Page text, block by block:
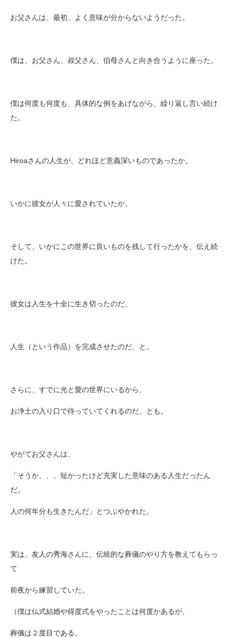
お父さんは、最初、よく意味が分からないようだった。
僕は、お父さん、叔父さん、伯母さんと向き合うように座った。
僕は何度も何度も、具体的な例をあげながら、繰り返し言い続け
た。
Hiroaさんの人生が、どれほど意義深いものであったか。
いかに彼女が人々に愛されていたか。
そして、いかにこの世界に良いものを残して行ったかを、伝え続
けた。
彼女は人生を十全に生き切ったのだ。
人生（という作品）を完成させたのだ、と。
さらに、すでに光と愛の世界にいるから、
お浄土の入り口で待っていてくれるのだ、とも。
やがてお父さんは、
「そうか、、、短かったけど充実した意味のある人生だったん
だ。
人の何年分も生きたんだ」とつぶやかれた。
実は、友人の秀海さんに、伝統的な葬儀のやり方を教えてもらっ
て
前夜から練習していた。
（僕は仏式結婚や得度式をやったことは何度かあるが、
葬儀は２度目である。